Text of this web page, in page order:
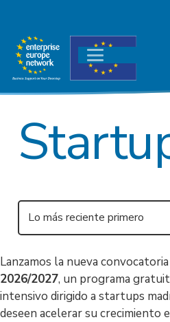
Lanzamos la nueva
2026/2027, un programa
intensivo dirigido a startups
deseen acelerar su crecimiento